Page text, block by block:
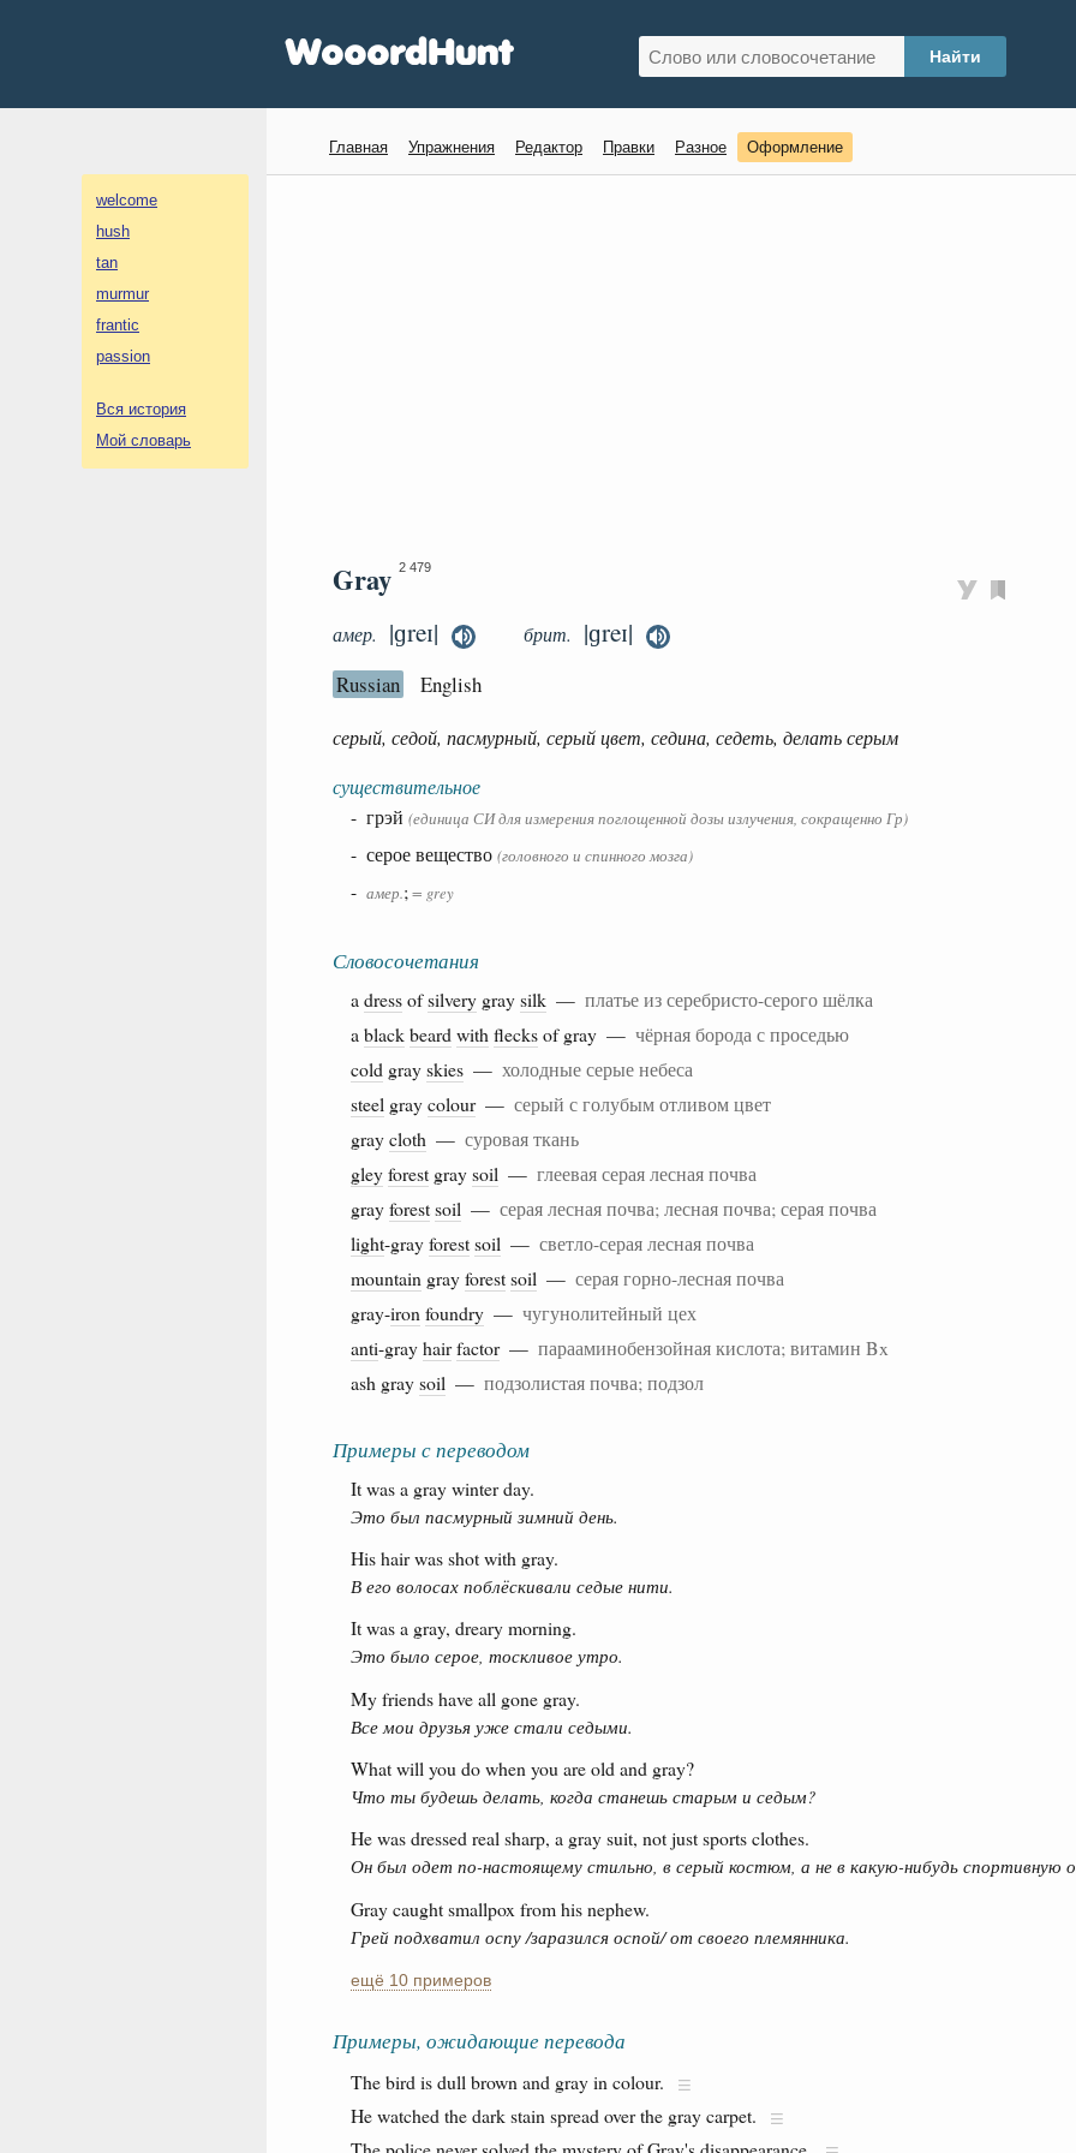
welcome
hush
tan
murmur
frantic
passion
Вся история
Мой словарь
Главная Упражнения Редактор Правки Разное Оформление
Gray 2 479
амер. |ɡreɪ| брит. |ɡreɪ|
Russian English
серый, седой, пасмурный, серый цвет, седина, седеть, делать серым
существительное
- грэй (единица СИ для измерения поглощенной дозы излучения, сокращенно Гр)
- серое вещество (головного и спинного мозга)
- амер. ; = grey
Словосочетания
a dressofsilvery graysilk — платье из серебристо-серого шёлка
a blackbeard with flecksof gray — чёрная борода с проседью
cold grayskies — холодные серые небеса
steel graycolour— серый с голубым отливом цвет
graycloth — суровая ткань
gleyforest graysoil — глеевая серая лесная почва
grayforestsoil — серая лесная почва; лесная почва; серая почва
light-grayforestsoil — светло-серая лесная почва
mountain grayforestsoil — серая горно-лесная почва
gray-iron foundry — чугунолитейный цех
anti-grayhairfactor— парааминобензойная кислота; витамин Bx
ash graysoil — подзолистая почва; подзол
Примеры с переводом
It was a gray winter day.
Это был пасмурный зимний день.
His hair was shot with gray.
В его волосах поблёскивали седые нити.
It was a gray, dreary morning.
Это было серое, тоскливое утро.
My friends have all gone gray.
Все мои друзья уже стали седыми.
What will you do when you are old and gray?
Что ты будешь делать, когда станешь старым и седым?
He was dressed real sharp, a gray suit, not just sports clothes.
Он был одет по-настоящему стильно, в серый костюм, а не в какую-нибудь спортивную
Gray caught smallpox from his nephew.
Грей подхватил оспу /заразился оспой/ от своего племянника.
ещё 10 примеров
Примеры, ожидающие перевода
The bird is dull brown and gray in colour.
He watched the dark stain spread over the gray carpet.